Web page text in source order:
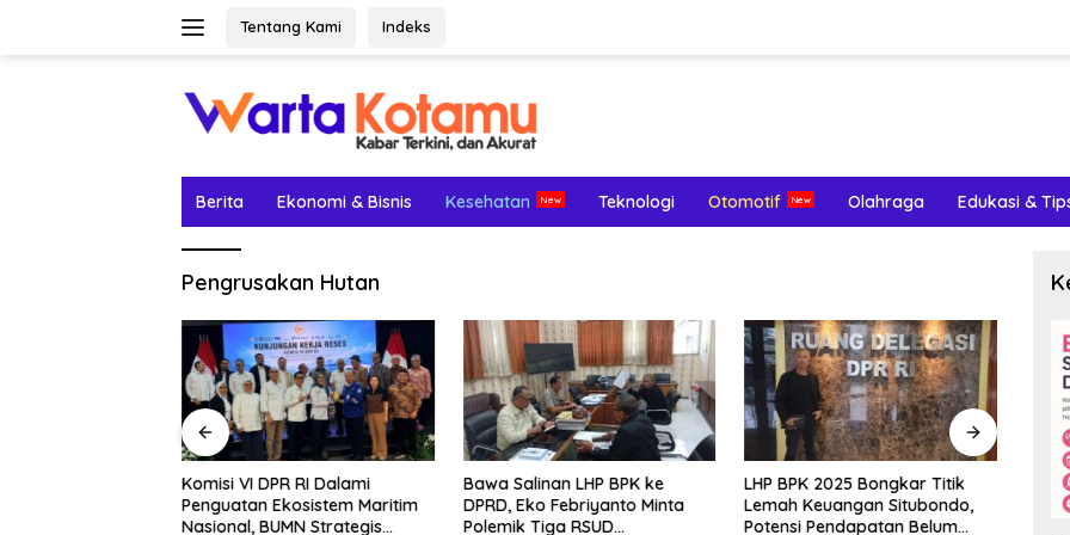
Tentang Kami Indeks
Berita Ekonomi & Bisnis Kesehatan Teknologi Otomotif Olahraga Edukasi &
Pengrusakan Hutan
Komisi VI DPR RI Dalami
Penguatan Ekosistem Maritim
Nasional, BUMN Strategis
Bawa Salinan LHP BPK ke
DPRD, Eko Febriyanto Minta
Polemik Tiga RSUD
LHP BPK 2025 Bongkar Titik
Lemah Keuangan Situbondo,
Potensi Pendapatan Belum